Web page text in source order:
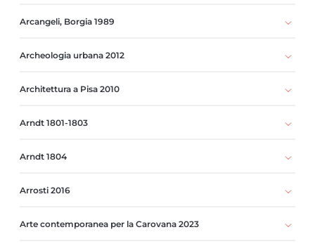
Arcangeli, Borgia 1989
Archeologia urbana 2012
Architettura a Pisa 2010
Arndt 1801-1803
Arndt 1804
Arrosti 2016
Arte contemporanea per la Carovana 2023